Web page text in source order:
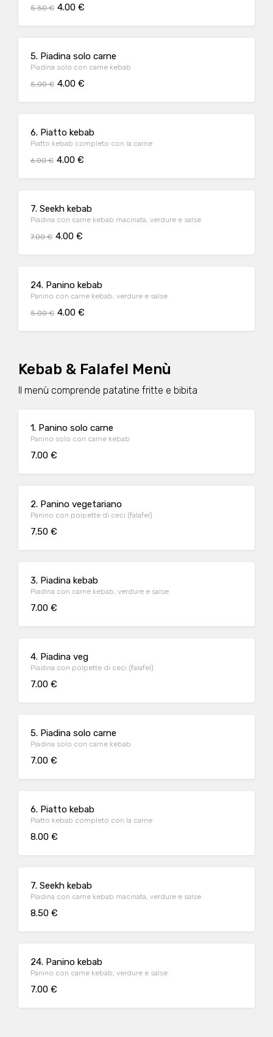
5.50 € 4.00 €
5. Piadina solo carne
Piadina solo con carne kebab
5.00 € 4.00 €
6. Piatto kebab
Piatto kebab completo con la carne
6.00 € 4.00 €
7. Seekh kebab
Piadina con carne kebab macinata, verdure e salse
7.00 € 4.00 €
24. Panino kebab
Panino con carne kebab, verdure e salse
5.00 € 4.00 €
Kebab & Falafel Menù
Il menù comprende patatine fritte e bibita
1. Panino solo carne
Panino solo con carne kebab
7.00 €
2. Panino vegetariano
Panino con polpette di ceci (falafel)
7.50 €
3. Piadina kebab
Piadina con carne kebab, verdure e salse
7.00 €
4. Piadina veg
Piadina con polpette di ceci (falafel)
7.00 €
5. Piadina solo carne
Piadina solo con carne kebab
7.00 €
6. Piatto kebab
Piatto kebab completo con la carne
8.00 €
7. Seekh kebab
Piadina con carne kebab macinata, verdure e salse
8.50 €
24. Panino kebab
Panino con carne kebab, verdure e salse
7.00 €